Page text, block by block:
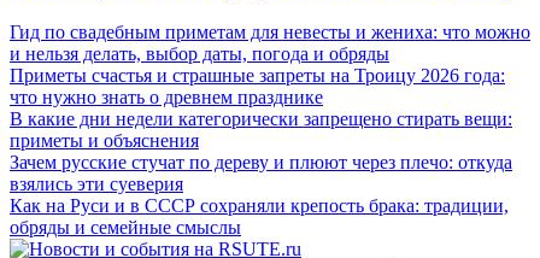
Гид по свадебным приметам для невесты и жениха: что можно
и нельзя делать, выбор даты, погода и обряды
Приметы счастья и страшные запреты на Троицу 2026 года:
что нужно знать о древнем празднике
В какие дни недели категорически запрещено стирать вещи:
приметы и объяснения
Зачем русские стучат по дереву и плюют через плечо: откуда
взялись эти суеверия
Как на Руси и в СССР сохраняли крепость брака: традиции,
обряды и семейные смыслы